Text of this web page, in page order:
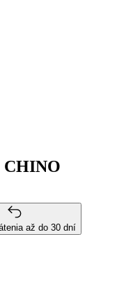
CHINO
až do 30 dní